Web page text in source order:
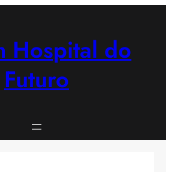
Hospital do
Futuro